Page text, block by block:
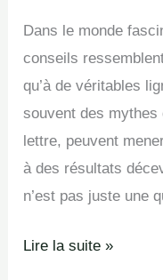
Dans le monde
conseils
qu’à de véritables
souvent des mythes
lettre, peuvent
à des résultats
n’est pas juste une
Lire la suite »